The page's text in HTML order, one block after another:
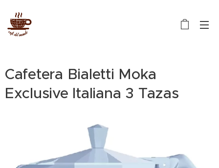
Cafetera Bialetti Moka
Exclusive Italiana 3 Tazas